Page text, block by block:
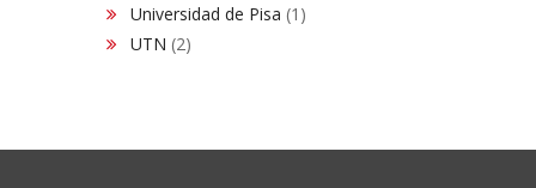
Universidad de Pisa (1)
UTN (2)